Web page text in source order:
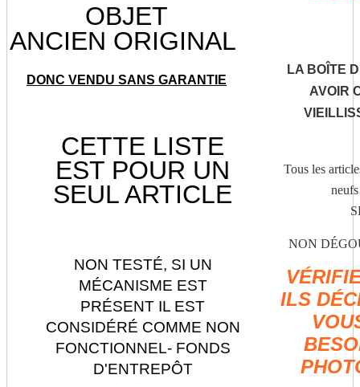
OBJET
ANCIEN ORIGINAL
DONC VENDU SANS GARANTIE
CETTE LISTE
EST POUR UN
SEUL ARTICLE
NON TESTÉ, SI UN
MÉCANISME EST
PRÉSENT IL EST
CONSIDÉRÉ COMME NON
FONCTIONNEL- FONDS
D'ENTREPÔT
LA BOÎTE
AVOIR
Tous les
NON
ILS